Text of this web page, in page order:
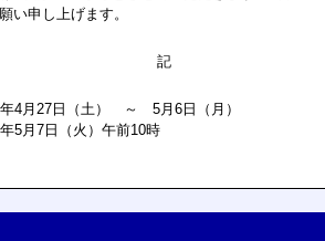
い申し上げます。
記
27日（土） ～ 5月6日（月）
5月7日（火）午前10時